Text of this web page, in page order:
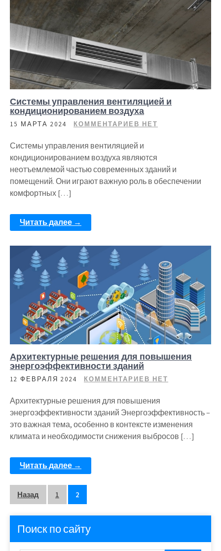
Системы управления вентиляцией и
кондиционированием воздуха
15 МАРТА 2024 КОММЕНТАРИЕВ НЕТ
Системы управления вентиляцией и
кондиционированием воздуха являются
неотъемлемой частью современных зданий и
помещений. Они играют важную роль в обеспечении
комфортных […]
Читать далее →
Архитектурные решения для повышения
энергоэффективности зданий
12 ФЕВРАЛЯ 2024 КОММЕНТАРИЕВ НЕТ
Архитектурные решения для повышения
энергоэффективности зданий Энергоэффективность –
это важная тема, особенно в контексте изменения
климата и необходимости снижения выбросов […]
Читать далее →
Пагинация
записей
Назад 1 2
Поиск по сайту